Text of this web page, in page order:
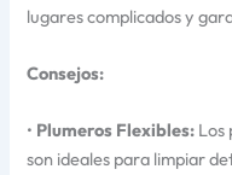
lugares complicados y
Consejos:
• Plumeros Flexibles: Los
son ideales para limpiar